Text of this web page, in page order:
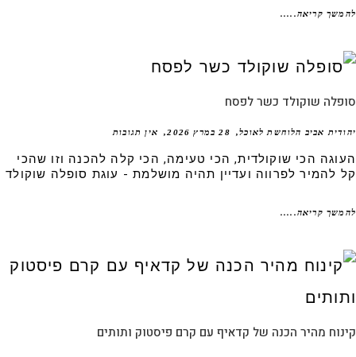
קריאה.....
שוקולד כשר לפסח
אביב הלוחשת לאוכל 28 במרץ 2026 אין תגובות
הכי שוקולדית, הכי טעימה, הכי קלה להכנה וזו שהכי
להמיר לפרווה ועדיין תהיה מושלמת - עוגת סופלה שוקולד
קריאה.....
מהיר הכנה של קדאיף עם קרם פיסטוק ותותים